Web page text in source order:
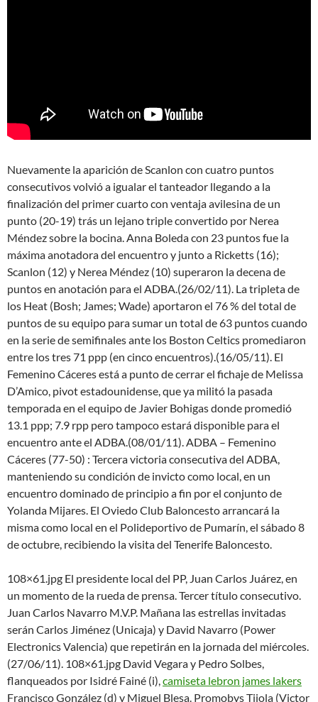
Nuevamente la aparición de Scanlon con cuatro puntos
consecutivos volvió a igualar el tanteador llegando a la
finalización del primer cuarto con ventaja avilesina de un
punto (20-19) trás un lejano triple convertido por Nerea
Méndez sobre la bocina. Anna Boleda con 23 puntos fue la
máxima anotadora del encuentro y junto a Ricketts (16);
Scanlon (12) y Nerea Méndez (10) superaron la decena de
puntos en anotación para el ADBA.(26/02/11). La tripleta de
los Heat (Bosh; James; Wade) aportaron el 76 % del total de
puntos de su equipo para sumar un total de 63 puntos cuando
en la serie de semifinales ante los Boston Celtics promediaron
entre los tres 71 ppp (en cinco encuentros).(16/05/11). El
Femenino Cáceres está a punto de cerrar el fichaje de Melissa
D’Amico, pivot estadounidense, que ya militó la pasada
temporada en el equipo de Javier Bohigas donde promedió
13.1 ppp; 7.9 rpp pero tampoco estará disponible para el
encuentro ante el ADBA.(08/01/11). ADBA – Femenino
Cáceres (77-50) : Tercera victoria consecutiva del ADBA,
manteniendo su condición de invicto como local, en un
encuentro dominado de principio a fin por el conjunto de
Yolanda Mijares. El Oviedo Club Baloncesto arrancará la
misma como local en el Polideportivo de Pumarín, el sábado 8
de octubre, recibiendo la visita del Tenerife Baloncesto.
108×61.jpg El presidente local del PP, Juan Carlos Juárez, en
un momento de la rueda de prensa. Tercer título consecutivo.
Juan Carlos Navarro M.V.P. Mañana las estrellas invitadas
serán Carlos Jiménez (Unicaja) y David Navarro (Power
Electronics Valencia) que repetirán en la jornada del miércoles.
(27/06/11). 108×61.jpg David Vegara y Pedro Solbes,
flanqueados por Isidré Fainé (i),camiseta lebron james lakers
Francisco González (d) y Miguel Blesa. Promobys Tijola (Victor